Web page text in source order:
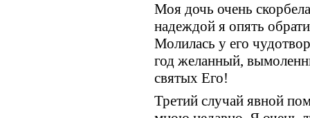
Моя дочь очень
надеждой я опять
Молилась у его
год желанный,
святых Его!
Третий случай явной